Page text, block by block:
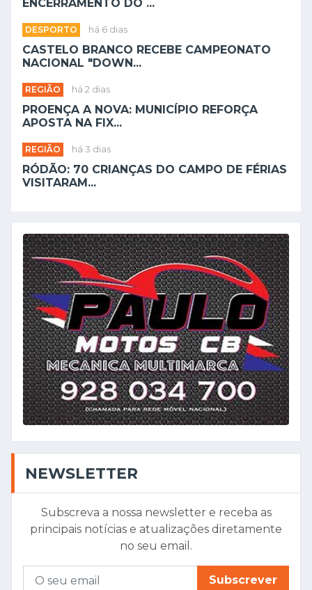
ENCERRAMENTO DO ...
DESPORTO há 6 dias
CASTELO BRANCO RECEBE CAMPEONATO
NACIONAL "DOWN...
REGIÃO há 2 dias
PROENÇA A NOVA: MUNICÍPIO REFORÇA
APOSTA NA FIX...
REGIÃO há 3 dias
RÓDÃO: 70 CRIANÇAS DO CAMPO DE FÉRIAS
VISITARAM...
NEWSLETTER
Subscreva a nossa newsletter e receba as
principais notícias e atualizações diretamente
no seu email.
Subscrever